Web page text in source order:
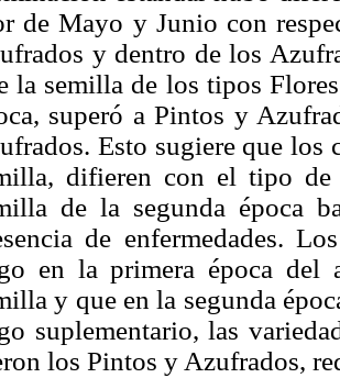
de Mayo y Junio con
y dentro de los
la semilla de los tipos
superó a Pintos y
Esto sugiere que los
difieren con el tipo de
de la segunda época
de enfermedades.
en la primera época del
y que en la segunda
suplementario, las
los Pintos y Azufrados,